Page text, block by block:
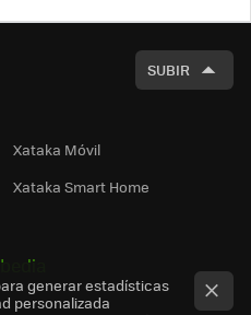
SUBIR
Xataka Móvil
Xataka Smart Home
generar estadísticas
personalizada